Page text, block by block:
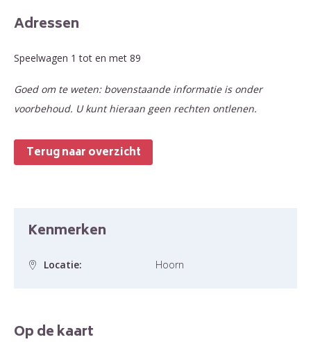
Adressen
Speelwagen 1 tot en met 89
Goed om te weten: bovenstaande informatie is onder
voorbehoud. U kunt hieraan geen rechten ontlenen.
Terug naar overzicht
Kenmerken
Locatie: Hoorn
Op de kaart